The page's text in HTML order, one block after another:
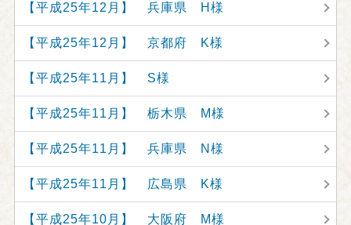
【平成25年12月】 兵庫県 H様
【平成25年12月】 京都府 K様
【平成25年11月】 S様
【平成25年11月】 栃木県 M様
【平成25年11月】 兵庫県 N様
【平成25年11月】 広島県 K様
【平成25年10月】 大阪府 M様